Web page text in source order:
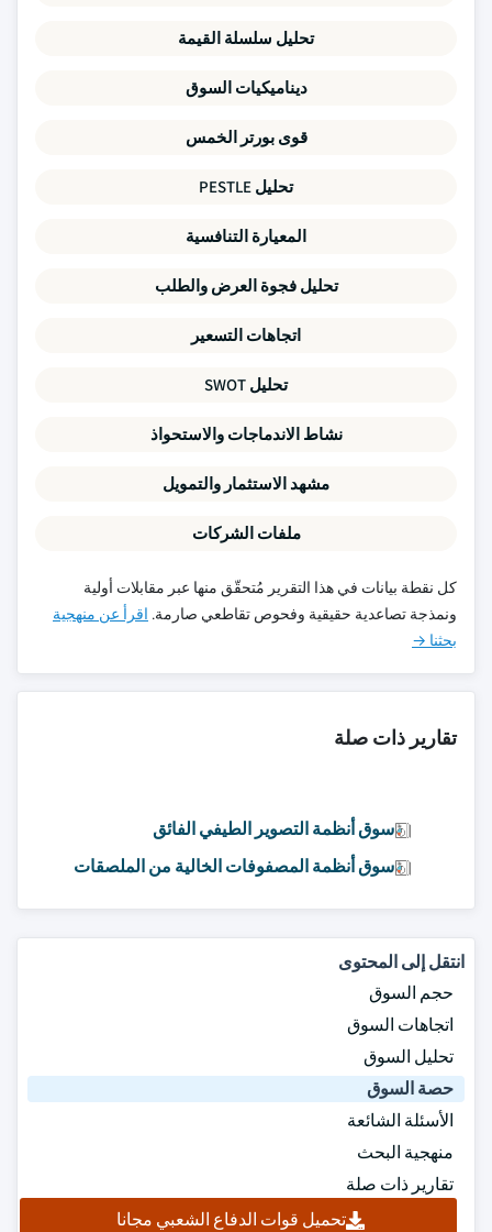
تحليل سلسلة القيمة
ديناميكيات السوق
قوى بورتر الخمس
تحليل PESTLE
المعيارة التنافسية
تحليل فجوة العرض والطلب
اتجاهات التسعير
تحليل SWOT
نشاط الاندماجات والاستحواذ
مشهد الاستثمار والتمويل
ملفات الشركات
كل نقطة بيانات في هذا التقرير مُتحقّق منها عبر مقابلات أولية
ونمذجة تصاعدية حقيقية وفحوص تقاطعي صارمة. اقرأ عن منهجية
بحثنا →
تقارير ذات صلة
سوق أنظمة التصوير الطيفي الفائق
سوق أنظمة المصفوفات الخالية من الملصقات
انتقل إلى المحتوى
حجم السوق
اتجاهات السوق
تحليل السوق
حصة السوق
الأسئلة الشائعة
منهجية البحث
تقارير ذات صلة
تحميل قوات الدفاع الشعبي مجانا